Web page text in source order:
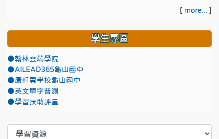
[ more... ]
學生專區
●翰林雲端學院
●AILEAD365龜山國中
●康軒雲學校龜山國中
●英文單字普測
●學習扶助評量